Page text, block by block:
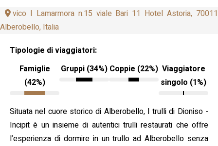
vico I Lamarmora n.15 viale Bari 11 Hotel Astoria, 70011
Alberobello, Italia
Tipologie di viaggiatori:
Famiglie
(42%)
Gruppi (34%) Coppie (22%) Viaggiatore
singolo (1%)
Situata nel cuore storico di Alberobello, I trulli di Dioniso -
Incipit è un insieme di autentici trulli restaurati che offre
l’esperienza di dormire in un trullo ad Alberobello senza